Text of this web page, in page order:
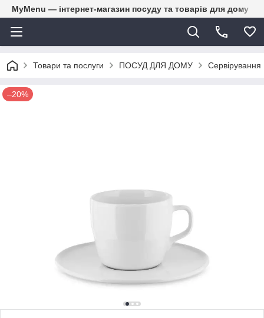
MyMenu — інтернет-магазин посуду та товарів для дому
Товари та послуги ПОСУД ДЛЯ ДОМУ Сервірування
–20%